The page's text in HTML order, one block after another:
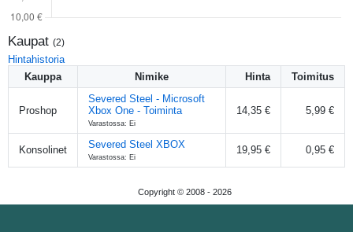
Kaupat (2)
Hintahistoria
Kauppa
Nimike Hinta Toimitus
Proshop
Severed Steel - Microsoft
Xbox One - Toiminta
Varastossa: Ei
14,35 € 5,99 €
Konsolinet Severed Steel XBOX
Varastossa: Ei
19,95 € 0,95 €
Copyright © 2008 - 2026